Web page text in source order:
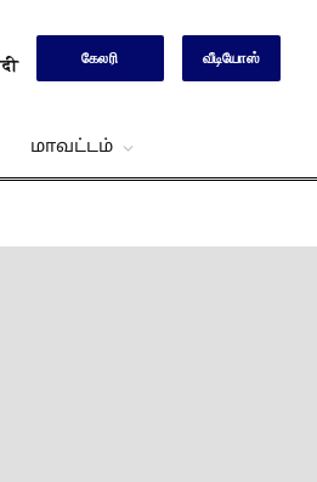
கேலரி வீடியோஸ்
மாவட்டம்